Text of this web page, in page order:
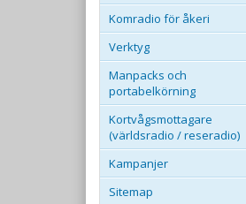
Komradio för åkeri
Verktyg
Manpacks och
portabelkörning
Kortvågsmottagare
(världsradio / reseradio)
Kampanjer
Sitemap